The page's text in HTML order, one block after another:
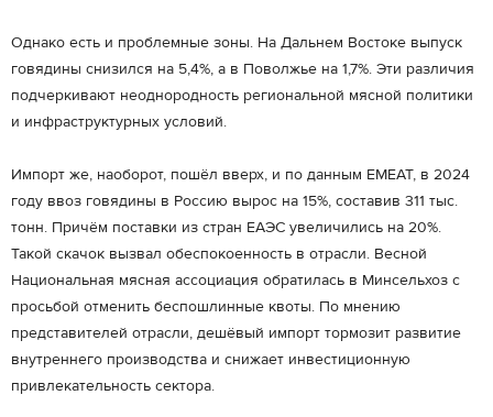
Однако есть и проблемные зоны. На Дальнем Востоке выпуск
говядины снизился на 5,4%, а в Поволжье на 1,7%. Эти различия
подчеркивают неоднородность региональной мясной политики
и инфраструктурных условий.
Импорт же, наоборот, пошёл вверх, и по данным EMEAT, в 2024
году ввоз говядины в Россию вырос на 15%, составив 311 тыс.
тонн. Причём поставки из стран ЕАЭС увеличились на 20%.
Такой скачок вызвал обеспокоенность в отрасли. Весной
Национальная мясная ассоциация обратилась в Минсельхоз с
просьбой отменить беспошлинные квоты. По мнению
представителей отрасли, дешёвый импорт тормозит развитие
внутреннего производства и снижает инвестиционную
привлекательность сектора.